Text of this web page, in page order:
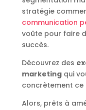
stratégie
communication
voûte pour faire
succès.
Découvrez des
marketingqui
concrètement ce
Alors, prêts à